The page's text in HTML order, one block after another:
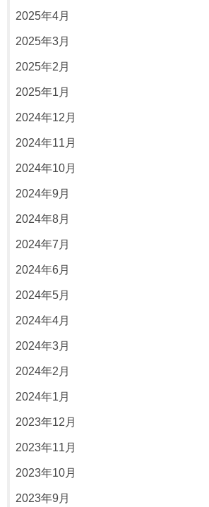
2025年4月
2025年3月
2025年2月
2025年1月
2024年12月
2024年11月
2024年10月
2024年9月
2024年8月
2024年7月
2024年6月
2024年5月
2024年4月
2024年3月
2024年2月
2024年1月
2023年12月
2023年11月
2023年10月
2023年9月